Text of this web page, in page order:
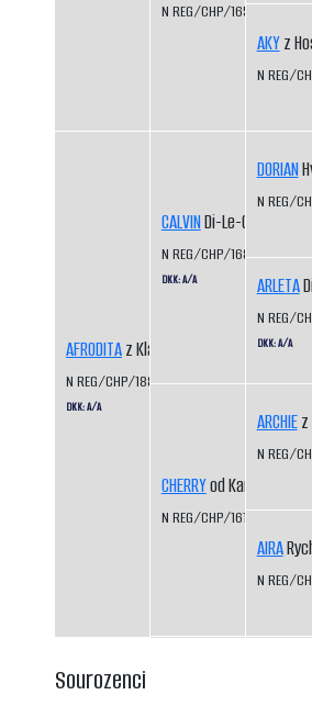
AFRODITAz Klánovického lesoparku
N REG/CHP/1889/16/18
DKK: A/A
N REG/CHP/1654/12
CALVINDi-Le-Grej
N REG/CHP/1686/13/15
DKK: A/A
CHERRYod Kamenité říčky
N REG/CHP/1616/12/15
AKYz
N REG/
DORIAN
N REG/
ARLETA
N REG/
DKK: A/A
ARCHIEz
N REG/
AIRA
N REG/
Sourozenci